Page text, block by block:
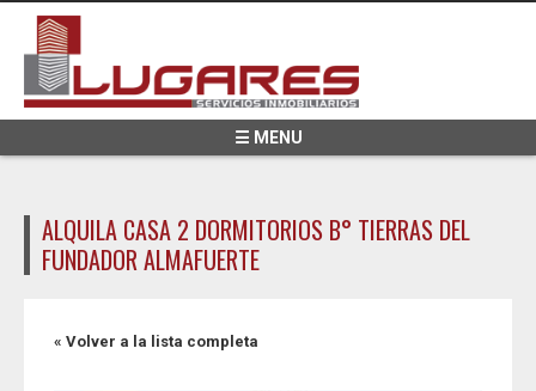
Pasar al contenido principal
☰ MENU
ALQUILA CASA 2 DORMITORIOS B° TIERRAS DEL
FUNDADOR ALMAFUERTE
« Volver a la lista completa